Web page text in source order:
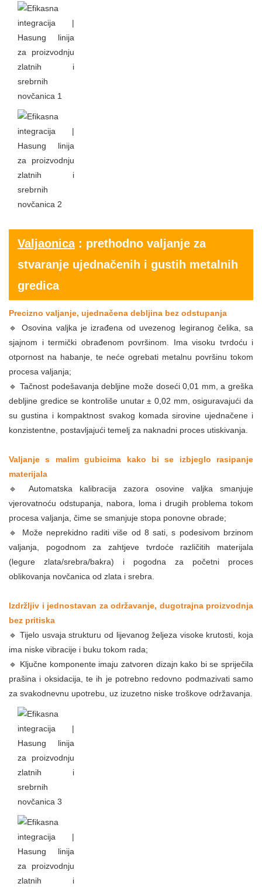
Valjaonica: prethodno valjanje za
stvaranje ujednačenih i gustih metalnih
gredica
Precizno valjanje, ujednačena debljina bez odstupanja
🔹 Osovina valjka je izrađena od uvezenog legiranog čelika, sa
sjajnom i termički obrađenom površinom. Ima visoku tvrdoću i
otpornost na habanje, te neće ogrebati metalnu površinu tokom
procesa valjanja;
🔹 Tačnost podešavanja debljine može doseći 0,01 mm, a greška
debljine gredice se kontroliše unutar ± 0,02 mm, osiguravajući da
su gustina i kompaktnost svakog komada sirovine ujednačene i
konzistentne, postavljajući temelj za naknadni proces utiskivanja.
Valjanje s malim gubicima kako bi se izbjeglo rasipanje
materijala
🔹 Automatska kalibracija zazora osovine valjka smanjuje
vjerovatnoću odstupanja, nabora, loma i drugih problema tokom
procesa valjanja, čime se smanjuje stopa ponovne obrade;
🔹 Može neprekidno raditi više od 8 sati, s podesivom brzinom
valjanja, pogodnom za zahtjeve tvrdoće različitih materijala
(legure zlata/srebra/bakra) i pogodna za početni proces
oblikovanja novčanica od zlata i srebra.
Izdržljiv i jednostavan za održavanje, dugotrajna proizvodnja
bez pritiska
🔹 Tijelo usvaja strukturu od lijevanog željeza visoke krutosti, koja
ima niske vibracije i buku tokom rada;
🔹 Ključne komponente imaju zatvoren dizajn kako bi se spriječila
prašina i oksidacija, te ih je potrebno redovno podmazivati ​​samo
za svakodnevnu upotrebu, uz izuzetno niske troškove održavanja.